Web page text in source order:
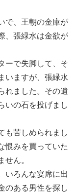
で、王朝の金庫が
、張緑水は金欲が
ーで失脚して、そ
いますが、張緑水
れました。その遺
いの石を投げまし
も苦しめられまし
恨みを買っていた
せん。
いろんな宴席に出
のある男性を探し